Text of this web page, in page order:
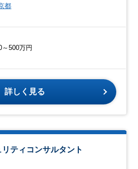
都
～500万円
詳しく見る
ティコンサルタント